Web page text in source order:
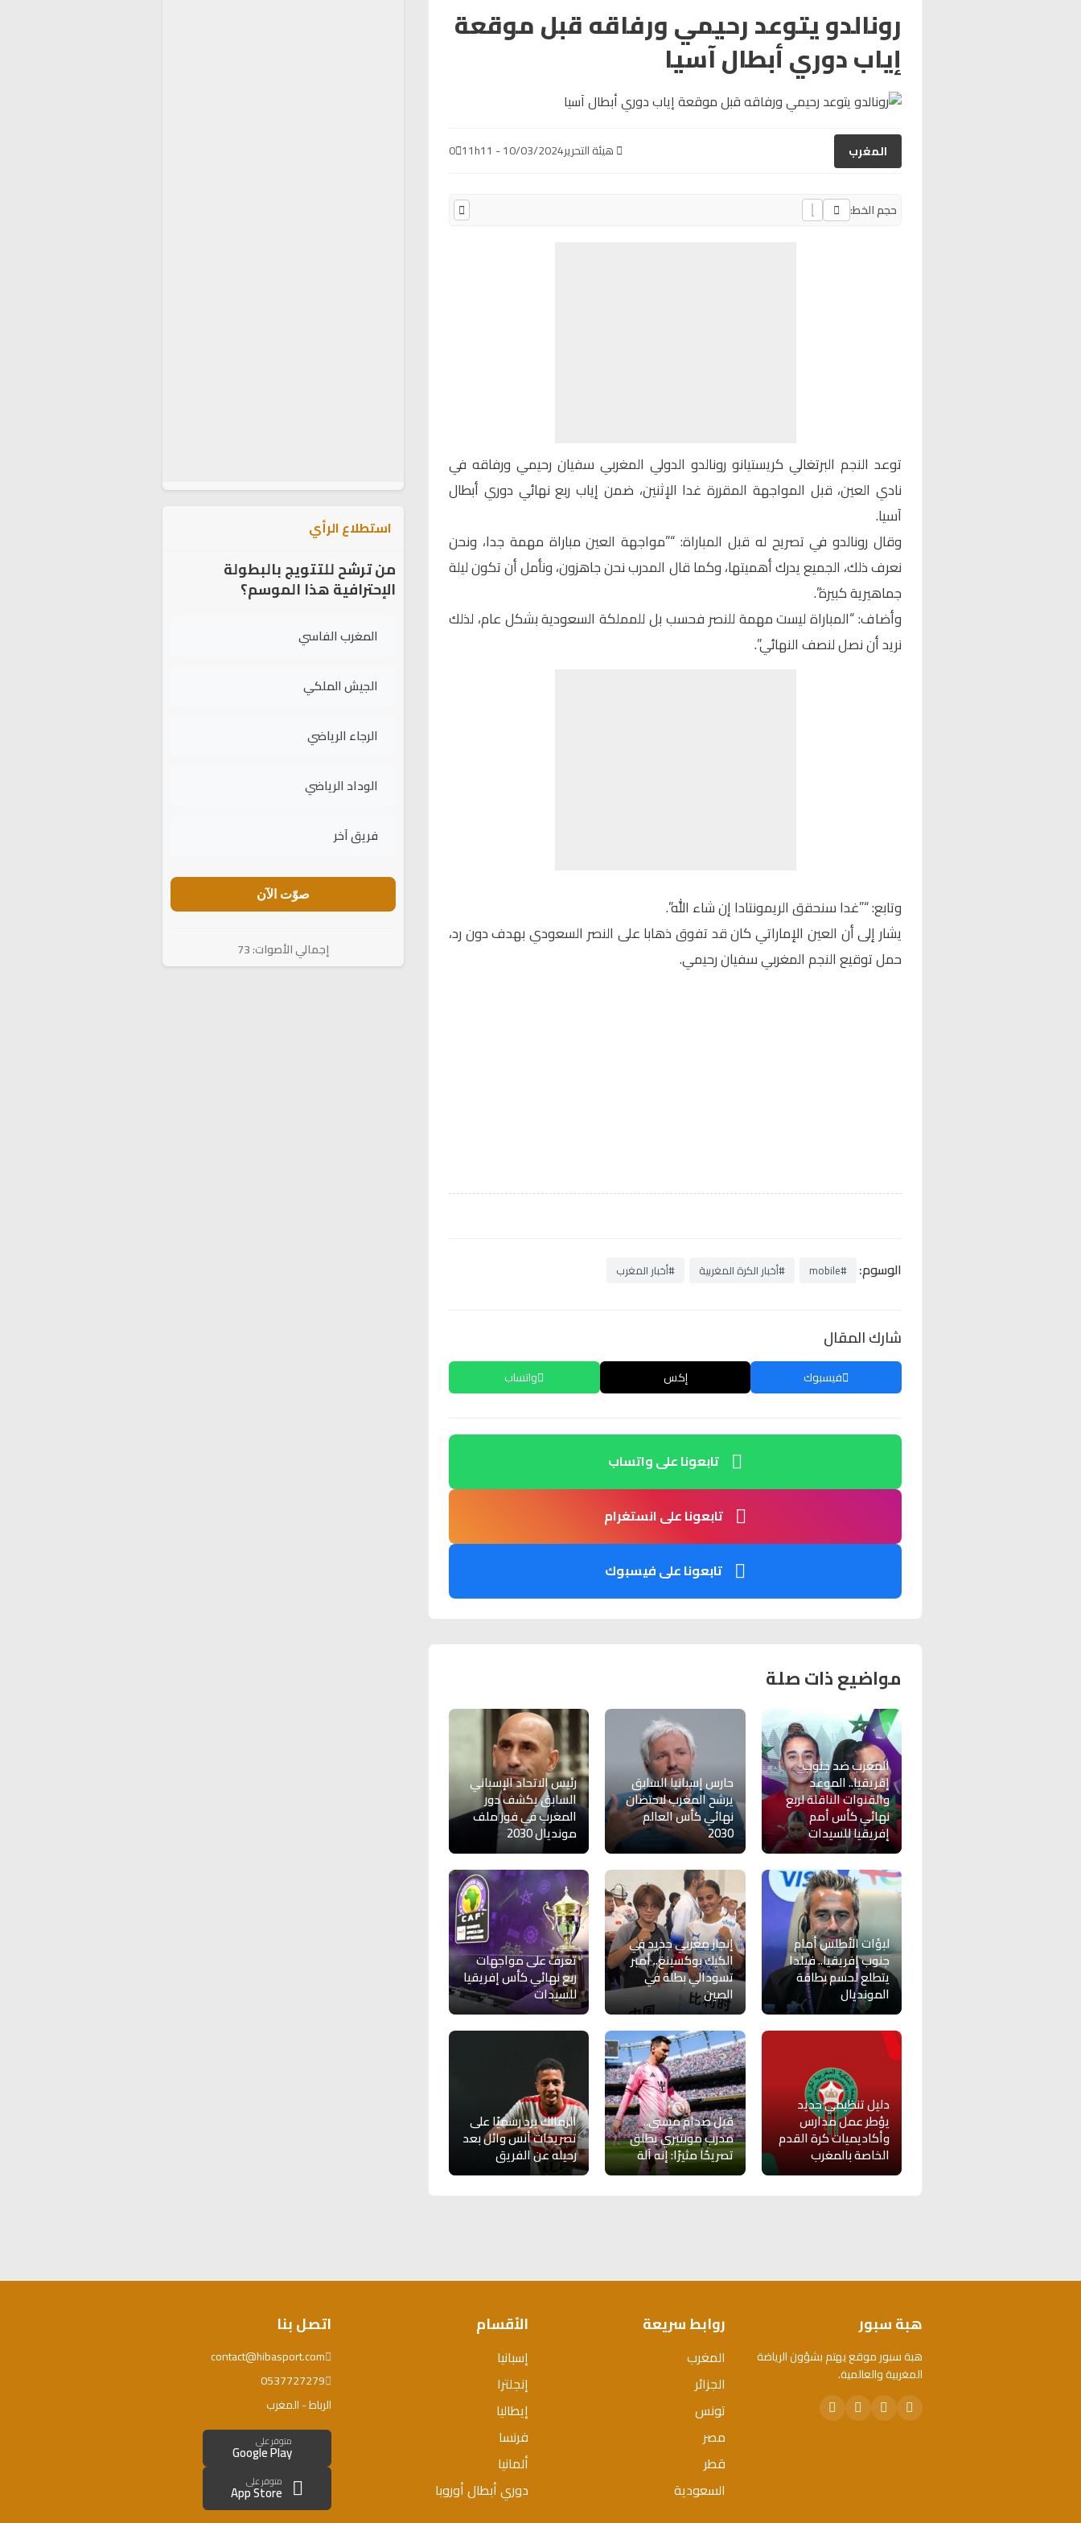
رونالدو يتوعد رحيمي ورفاقه قبل موقعة
إياب دوري أبطال آسيا
المغرب هيئة التحرير10/03/2024 - 11h11
0
حجم الخط:
توعد النجم البرتغالي كريستيانو رونالدو الدولي المغربي سفيان رحيمي ورفاقه في
نادي العين، قبل المواجهة المقررة غدا الإثنين، ضمن إياب ربع نهائي دوري أبطال
آسيا.
وقال رونالدو في تصريح له قبل المباراة: “”مواجهة العين مباراة مهمة جدا، ونحن
نعرف ذلك، الجميع يدرك أهميتها، وكما قال المدرب نحن جاهزون، ونأمل أن تكون ليلة
جماهيرية كبيرة”.
وأضاف: “المباراة ليست مهمة للنصر فحسب بل للمملكة السعودية بشكل عام، لذلك
نريد أن نصل لنصف النهائي”.
وتابع: “”غدا سنحقق الريمونتادا إن شاء الله”.
يشار إلى أن العين الإماراتي كان قد تفوق ذهابا على النصر السعودي بهدف دون رد،
حمل توقيع النجم المغربي سفيان رحيمي.
الوسوم: #mobile #أخبار الكرة المغربية #أخبار المغرب
شارك المقال
فيسبوك إكس واتساب
تابعونا على واتساب
تابعونا على انستغرام
تابعونا على فيسبوك
مواضيع ذات صلة
المغرب ضد جنوب
إفريقيا.. الموعد
والقنوات الناقلة لربع
نهائي كأس أمم
إفريقيا للسيدات
حارس إسبانيا السابق
يرشح المغرب لاحتضان
نهائي كأس العالم
2030
رئيس الاتحاد الإسباني
السابق يكشف دور
المغرب في فوز ملف
مونديال 2030
لبؤات الأطلس أمام
جنوب إفريقيا.. فيلدا
يتطلع لحسم بطاقة
المونديال
إنجاز مغربي جديد في
الكيك بوكسينغ.. أمبر
تسودالي بطلة في
الصين
تعرف على مواجهات
ربع نهائي كأس إفريقيا
للسيدات
دليل تنظيمي جديد
يؤطر عمل مدارس
وأكاديميات كرة القدم
الخاصة بالمغرب
قبل صدام ميسي..
مدرب مونتيري يطلق
تصريحًا مثيرًا: إنه آلة
الزمالك يرد رسميًا على
تصريحات أنس وائل بعد
رحيله عن الفريق
استطلاع الرأي
من ترشح للتتويج بالبطولة
الإحترافية هذا الموسم؟
المغرب الفاسي
الجيش الملكي
الرجاء الرياضي
الوداد الرياضي
فريق آخر
صوّت الآن
إجمالي الأصوات: 73
هبة سبور
هبة سبور موقع يهتم بشؤون الرياضة
المغربية والعالمية.
روابط سريعة
المغرب
الجزائر
تونس
مصر
قطر
السعودية
الأقسام
إسبانيا
إنجلترا
إيطاليا
فرنسا
ألمانيا
دوري أبطال أوروبا
اتصل بنا
contact@hibasport.com
0537727279
الرباط - المغرب
متوفر على
Google Play
متوفر على
App Store